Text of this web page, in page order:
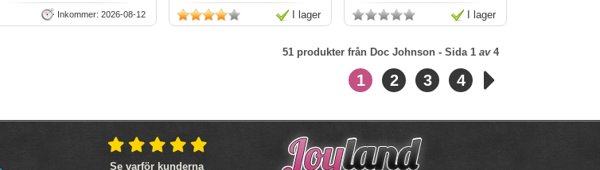
Inkommer: 2026-08-12 I lager I lager
51 produkter från Doc Johnson - Sida 1 av 4
1 2 3 4
Se varför kunderna